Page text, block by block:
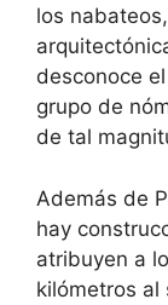
los
desconoce
grupo de
de tal
Además de
hay
atribuyen a
kilómetros al